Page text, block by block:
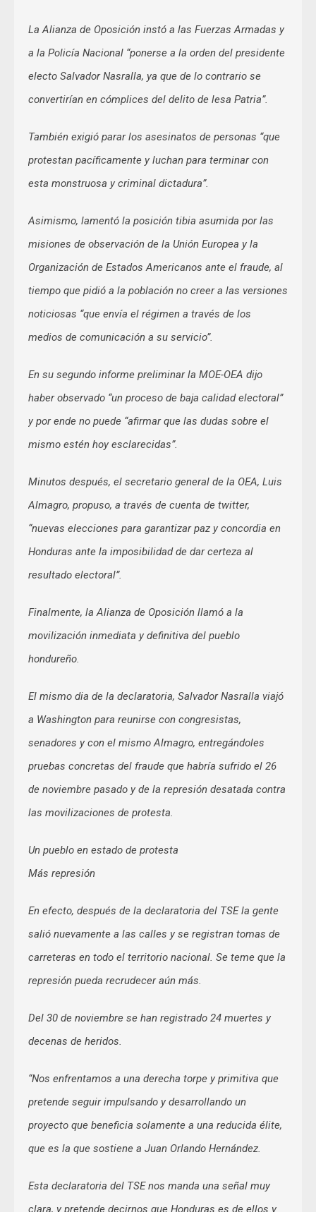
La Alianza de Oposición instó a las Fuerzas Armadas y
a la Policía Nacional “ponerse a la orden del presidente
electo Salvador Nasralla, ya que de lo contrario se
convertirían en cómplices del delito de lesa Patria”.
También exigió parar los asesinatos de personas “que
protestan pacíficamente y luchan para terminar con
esta monstruosa y criminal dictadura”.
Asimismo, lamentó la posición tibia asumida por las
misiones de observación de la Unión Europea y la
Organización de Estados Americanos ante el fraude, al
tiempo que pidió a la población no creer a las versiones
noticiosas “que envía el régimen a través de los
medios de comunicación a su servicio”.
En su segundo informe preliminar la MOE-OEA dijo
haber observado “un proceso de baja calidad electoral”
y por ende no puede “afirmar que las dudas sobre el
mismo estén hoy esclarecidas”.
Minutos después, el secretario general de la OEA, Luis
Almagro, propuso, a través de cuenta de twitter,
“nuevas elecciones para garantizar paz y concordia en
Honduras ante la imposibilidad de dar certeza al
resultado electoral”.
Finalmente, la Alianza de Oposición llamó a la
movilización inmediata y definitiva del pueblo
hondureño.
El mismo dia de la declaratoria, Salvador Nasralla viajó
a Washington para reunirse con congresistas,
senadores y con el mismo Almagro, entregándoles
pruebas concretas del fraude que habría sufrido el 26
de noviembre pasado y de la represión desatada contra
las movilizaciones de protesta.
Un pueblo en estado de protesta
Más represión
En efecto, después de la declaratoria del TSE la gente
salió nuevamente a las calles y se registran tomas de
carreteras en todo el territorio nacional. Se teme que la
represión pueda recrudecer aún más.
Del 30 de noviembre se han registrado 24 muertes y
decenas de heridos.
“Nos enfrentamos a una derecha torpe y primitiva que
pretende seguir impulsando y desarrollando un
proyecto que beneficia solamente a una reducida élite,
que es la que sostiene a Juan Orlando Hernández.
Esta declaratoria del TSE nos manda una señal muy